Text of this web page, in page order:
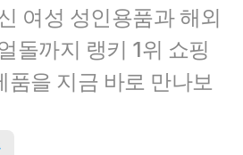
여성 성인용품과 해외
돌까지 랭키 1위 쇼핑
품을 지금 바로 만나보